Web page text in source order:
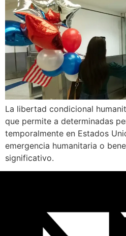
La libertad condicional
que permite a determinadas
temporalmente en Estados
emergencia humanitaria o
significativo.